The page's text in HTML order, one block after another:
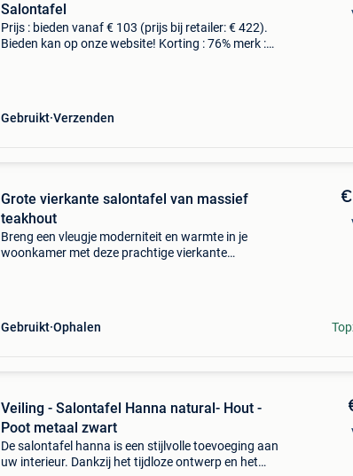
Salontafel
Prijs : bieden vanaf € 103 (prijs bij retailer: € 422).
Bieden kan op onze website! Korting : 76% merk :
Gebruikt Verzenden
Grote vierkante salontafel van massief
teakhout
Breng een vleugje moderniteit en warmte in je
woonkamer met deze prachtige vierkante
Gebruikt Ophalen
€
Veiling - Salontafel Hanna natural- Hout -
Poot metaal zwart
De salontafel hanna is een stijlvolle toevoeging aan
uw interieur. Dankzij het tijdloze ontwerp en het